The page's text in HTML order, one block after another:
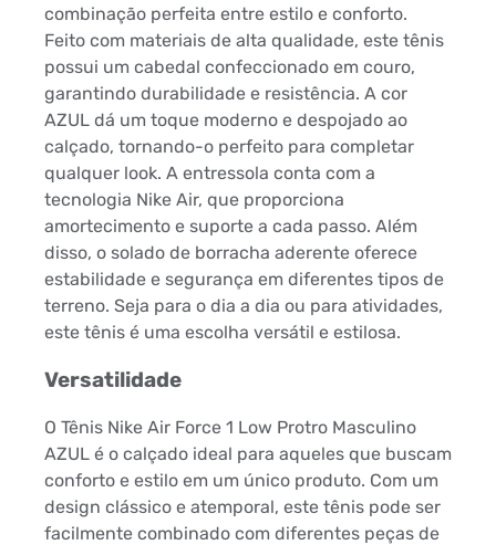
combinação perfeita entre estilo e conforto.
Feito com materiais de alta qualidade, este tênis
possui um cabedal confeccionado em couro,
garantindo durabilidade e resistência. A cor
AZUL dá um toque moderno e despojado ao
calçado, tornando-o perfeito para completar
qualquer look. A entressola conta com a
tecnologia Nike Air, que proporciona
amortecimento e suporte a cada passo. Além
disso, o solado de borracha aderente oferece
estabilidade e segurança em diferentes tipos de
terreno. Seja para o dia a dia ou para atividades,
este tênis é uma escolha versátil e estilosa.
Versatilidade
O Tênis Nike Air Force 1 Low Protro Masculino
AZUL é o calçado ideal para aqueles que buscam
conforto e estilo em um único produto. Com um
design clássico e atemporal, este tênis pode ser
facilmente combinado com diferentes peças de